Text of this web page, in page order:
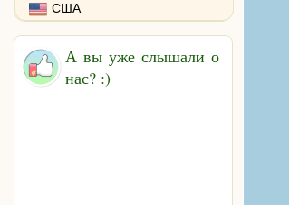
США
А вы уже слышали о
нас? :)